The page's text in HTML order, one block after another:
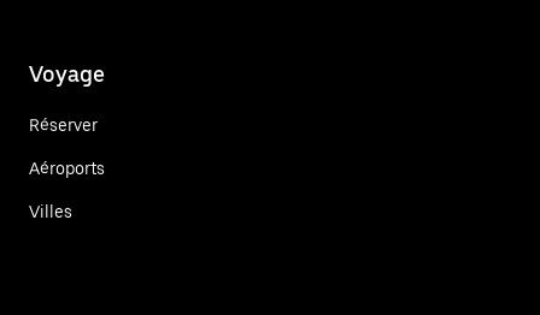
Voyage
Réserver
Aéroports
Villes